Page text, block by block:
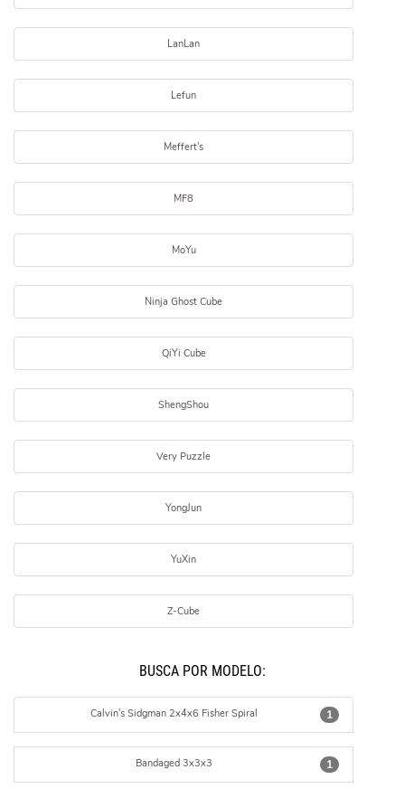
LanLan
Lefun
Meffert's
MF8
MoYu
Ninja Ghost Cube
QiYi Cube
ShengShou
Very Puzzle
YongJun
YuXin
Z-Cube
BUSCÁ POR MODELO:
1
Calvin's Sidgman 2x4x6 Fisher Spiral
1
Bandaged 3x3x3